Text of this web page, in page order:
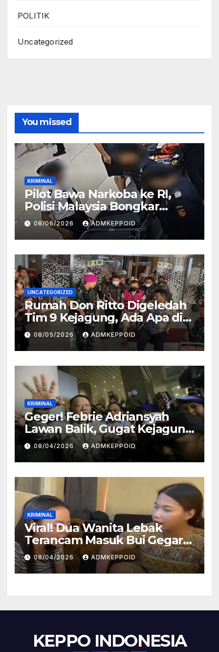
POLITIK
Uncategorized
You missed
KRIMINAL
Pilot Bawa Narkoba ke RI,
Polisi Malaysia Bongkar
Sosok Pemasok di Balik
Kasus Ini
08/06/2026 ADMKEPPOID
UNCATEGORIZED
Rumah Don Ritto Digeledah
Tim 9 Kejagung, Ada Apa di
Balik Kasus TPPU Febrie?
08/05/2026 ADMKEPPOID
KRIMINAL
Geger! Febrie Adriansyah
Lawan Balik, Gugat Kejagung
dan Kortas Tipidkor Polri
Lewat Praperadilan
08/04/2026 ADMKEPPOID
KRIMINAL
Viral! Dua Wanita Lebak
Terancam Masuk Bui Gegara
Kasus Injak Al-Qur’an, Ini
Fakta Persidangannya
08/04/2026 ADMKEPPOID
KEPPO INDONESIA